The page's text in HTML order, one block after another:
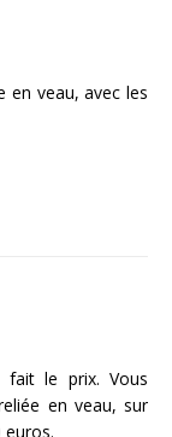
en veau, avec les
fait le prix. Vous
en veau, sur